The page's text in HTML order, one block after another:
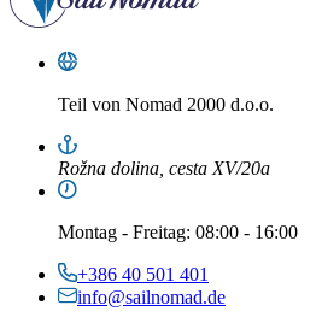
Teil von Nomad 2000 d.o.o.
Rožna dolina, cesta XV/20a
Montag - Freitag: 08:00 - 16:00
+386 40 501 401
info@sailnomad.de